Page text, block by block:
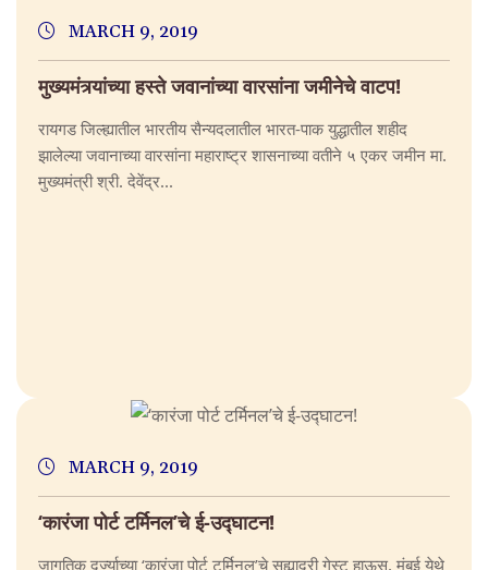
MARCH 9, 2019
मुख्यमंत्र्यांच्या हस्ते जवानांच्या वारसांना जमीनेचे वाटप!
रायगड जिल्ह्यातील भारतीय सैन्यदलातील भारत-पाक युद्धातील शहीद
झालेल्या जवानाच्या वारसांना महाराष्ट्र शासनाच्या वतीने ५ एकर जमीन मा.
मुख्यमंत्री श्री. देवेंद्र...
MARCH 9, 2019
‘कारंजा पोर्ट टर्मिनल’चे ई-उद्घाटन!
जागतिक दर्ज्याच्या ‘कारंजा पोर्ट टर्मिनल’चे सह्याद्री गेस्ट हाऊस, मुंबई येथे